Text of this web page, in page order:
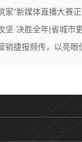
家”新媒体直播大赛
坚·决胜全年|省城市
销捷报频传，以亮眼